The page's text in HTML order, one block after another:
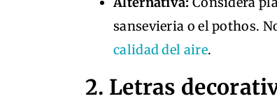
sansevieria o el pothos.
calidad del aire.
2. Letras